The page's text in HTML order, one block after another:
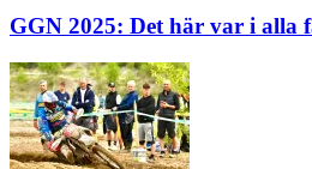
GGN 2025: Det här var i alla